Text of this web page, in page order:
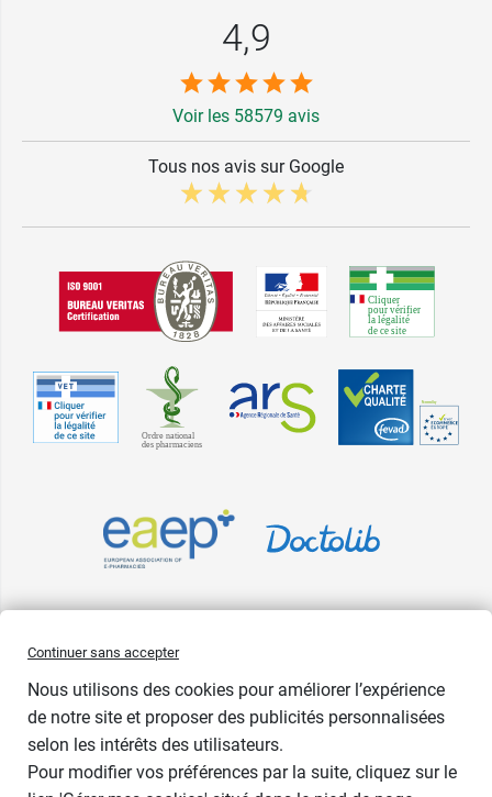
4,9
Voir les 58579 avis
Tous nos avis sur Google
Pharma GDD adhère à la Fédération du e-commerce et de la vente à
européen Ecommerce Europe Trustmark.
Continuer sans accepter
Nous utilisons des cookies pour améliorer l’expérience
de notre site et proposer des publicités personnalisées
selon les intérêts des utilisateurs.
Pour modifier vos préférences par la suite, cliquez sur le